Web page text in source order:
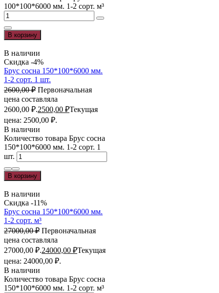
100*100*6000 мм. 1-2 сорт. м³
В корзину
В наличии
Скидка -4%
Брус сосна 150*100*6000 мм.
1-2 сорт. 1 шт.
2600,00₽ Первоначальная
цена составляла
2600,00 ₽.2500,00 ₽Текущая
цена: 2500,00 ₽.
В наличии
Количество товара Брус сосна
150*100*6000 мм. 1-2 сорт. 1
шт.
В корзину
В наличии
Скидка -11%
Брус сосна 150*100*6000 мм.
1-2 сорт. м³
27000,00₽ Первоначальная
цена составляла
27000,00 ₽.24000,00 ₽Текущая
цена: 24000,00 ₽.
В наличии
Количество товара Брус сосна
150*100*6000 мм. 1-2 сорт. м³